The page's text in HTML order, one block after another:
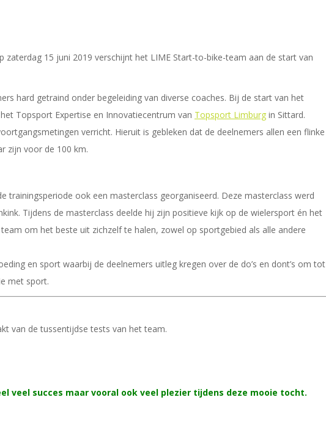
zaterdag 15 juni 2019 verschijnt het LIME Start-to-bike-team aan de start van
hard getraind onder begeleiding van diverse coaches. Bij de start van het
Topsport Expertise en Innovatiecentrum van Topsport Limburg in Sittard.
verricht. Hieruit is gebleken dat de deelnemers allen een flinke
zijn voor de 100 km.
trainingsperiode ook een masterclass georganiseerd. Deze masterclass werd
Tijdens de masterclass deelde hij zijn positieve kijk op de wielersport én het
om het beste uit zichzelf te halen, zowel op sportgebied als alle andere
en sport waarbij de deelnemers uitleg kregen over de do’s en dont’s om tot
met sport.
van de tussentijdse tests van het team.
veel succes maar vooral ook veel plezier tijdens deze mooie tocht.